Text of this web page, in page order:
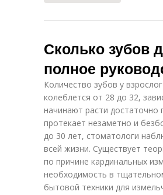
Сколько зубов
полное
Количество зубов у
колеблется от 28 до 32,
начинают расти достаточно
протекает незаметно и
до 30 лет, стоматологи
всей жизни. Существует
по причине кардинальных
необходимость в
бытовой техники для